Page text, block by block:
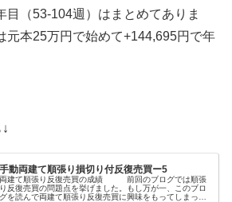
目（53-104週）はまとめてありま
元本25万円で始めて+144,695円で年
手動両建て順張り損切り付反復売買ー5
両建て順張り反復売買の成績 前回のブログでは順張
り反復売買の問題点を挙げました。もし万が一、このブロ
グを読んで両建て順張り反復売買に興味をもってしまった